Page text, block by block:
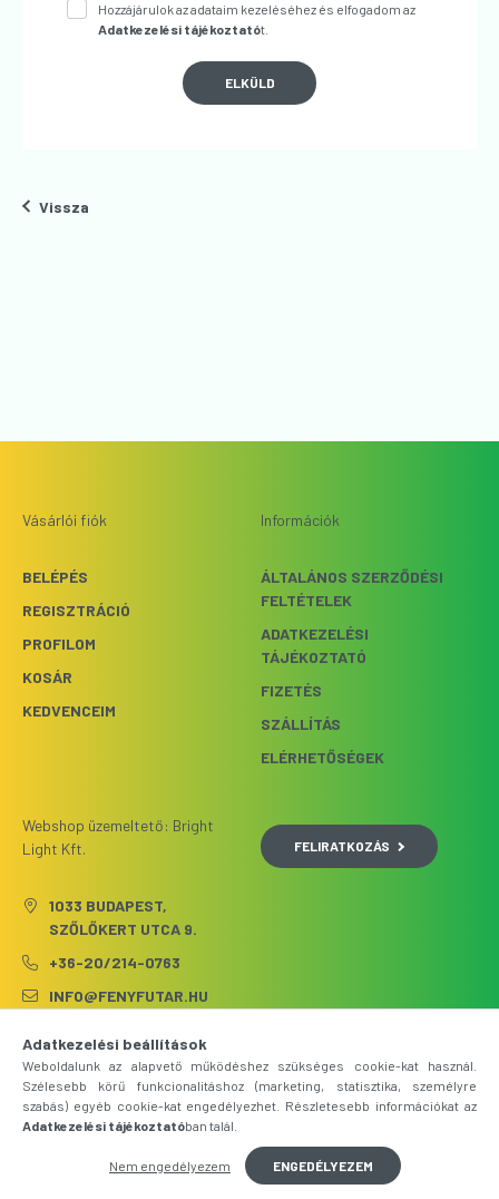
Hozzájárulok az adataim kezeléséhez és elfogadom az
Adatkezelési tájékoztatót.
ELKÜLD
Vissza
Vásárlói fiók
BELÉPÉS
REGISZTRÁCIÓ
PROFILOM
KOSÁR
KEDVENCEIM
Információk
ÁLTALÁNOS SZERZŐDÉSI
FELTÉTELEK
ADATKEZELÉSI
TÁJÉKOZTATÓ
FIZETÉS
SZÁLLÍTÁS
ELÉRHETŐSÉGEK
Webshop üzemeltető: Bright
Light Kft.
1033 BUDAPEST,
SZŐLŐKERT UTCA 9.
+36-20/214-0763
INFO@FENYFUTAR.HU
FELIRATKOZÁS
Árukereső.hu
Adatkezelési beállítások
Weboldalunk az alapvető működéshez szükséges cookie-kat használ.
Szélesebb körű funkcionalitáshoz (marketing, statisztika, személyre
szabás) egyéb cookie-kat engedélyezhet. Részletesebb információkat az
Adatkezelési tájékoztatóban talál.
Nem engedélyezem ENGEDÉLYEZEM